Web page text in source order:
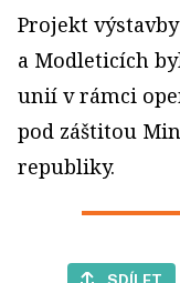
Projekt
a Modleticích
unií v rámci
pod záštitou
republiky.
SDÍLET